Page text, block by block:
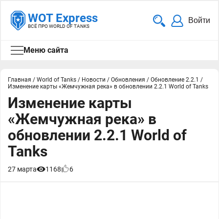
WOT Express
ВСЁ ПРО WORLD OF TANKS
Войти
Меню сайта
Главная / World of Tanks / Новости / Обновления / Обновление 2.2.1 /
Изменение карты «Жемчужная река» в обновлении 2.2.1 World of Tanks
Изменение карты
«Жемчужная река» в
обновлении 2.2.1 World of
Tanks
27 марта 1168 6